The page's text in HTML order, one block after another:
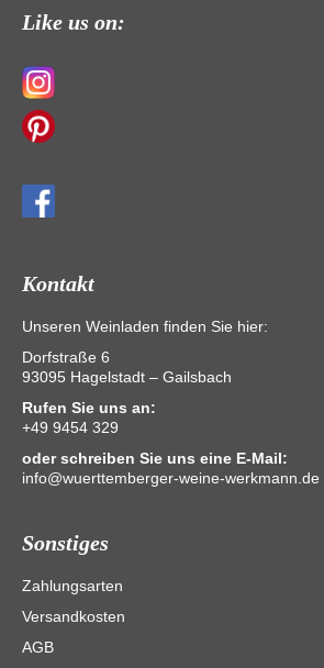
Like us on:
Kontakt
Unseren Weinladen finden Sie hier:
Dorfstraße 6
93095 Hagelstadt – Gailsbach
Rufen Sie uns an:
+49 9454 329
oder schreiben Sie uns eine E-Mail:
info@wuerttemberger-weine-werkmann.de
Sonstiges
Zahlungsarten
Versandkosten
AGB